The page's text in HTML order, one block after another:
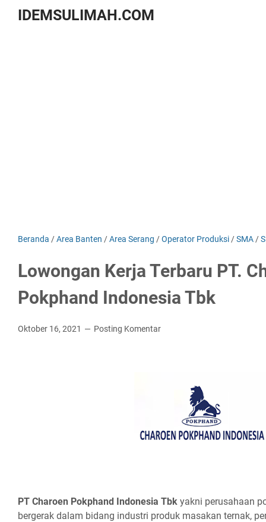
IDEMSULIMAH.COM
Beranda /Area Banten /Area Serang /Operator Produksi /SMA /
Lowongan Kerja Terbaru PT.
Pokphand Indonesia Tbk
Oktober 16, 2021 Posting Komentar
PT Chаrоеn Pоkрhаnd Indоnеѕіа Tbk yakni perusahaan
bergerak dalam bidang industri produk masakan ternak,